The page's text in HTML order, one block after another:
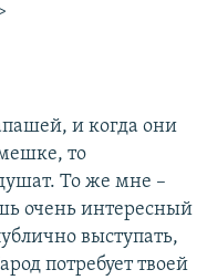
и когда они
то
То же мне –
очень интересный
выступать,
потребует твоей